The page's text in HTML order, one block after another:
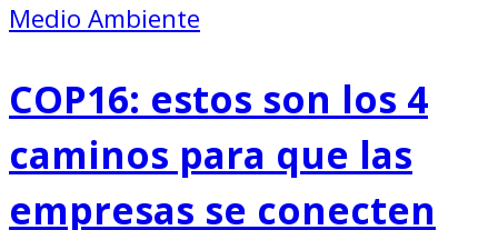
Medio Ambiente
COP16: estos son los 4
caminos para que las
empresas se conecten